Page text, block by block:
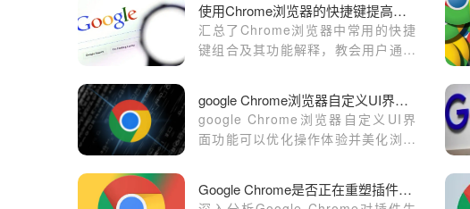
使用Chrome浏览器的快捷键提高浏览效率
汇总了Chrome浏览器中常用的快捷
键组合及其功能解释，教会用户通过
google Chrome浏览器自定义UI界面设计入门教程
google Chrome浏览器自定义UI界
面功能可以优化操作体验并美化浏览
Google Chrome是否正在重塑插件经济生态